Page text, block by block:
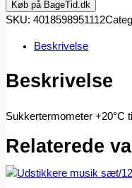
Køb på BageTid.dk
SKU: 4018598951112
Beskrivelse
Beskrivelse
Sukkertermometer +20°C
Relaterede